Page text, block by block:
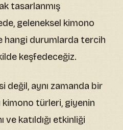
tasarlanmış
geleneksel kimono
hangi durumlarda tercih
keşfedeceğiz.
değil, aynı zamanda bir
kimono türleri, giyenin
ve katıldığı etkinliği